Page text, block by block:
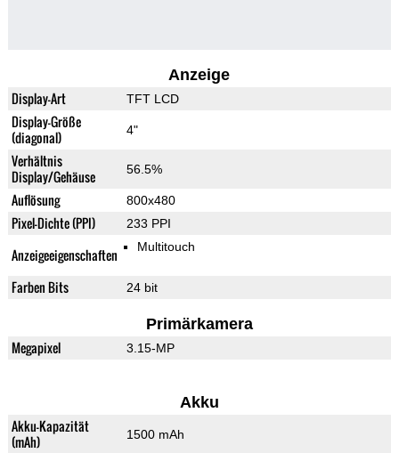
Anzeige
Display-Art TFT LCD
Display-Größe
(diagonal)
4"
Verhältnis
Display/Gehäuse
56.5%
Auflösung 800x480
Pixel-Dichte (PPI) 233 PPI
Anzeigeeigenschaften Multitouch
Farben Bits 24 bit
Primärkamera
Megapixel 3.15-MP
Akku
Akku-Kapazität
(mAh)
1500 mAh